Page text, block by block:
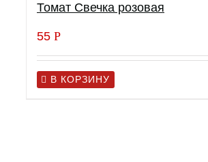
Томат Свечка розовая
55 Р
В КОРЗИНУ